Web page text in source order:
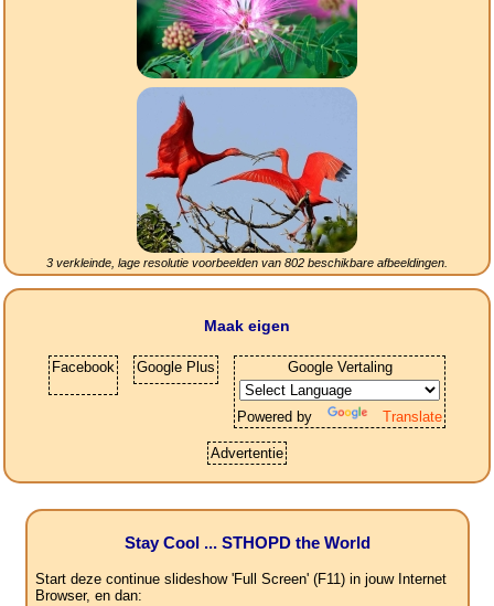
3 verkleinde, lage resolutie voorbeelden van 802 beschikbare afbeeldingen.
Maak eigen
Facebook Google Plus Google Vertaling
Powered by Translate
Advertentie
Stay Cool ... STHOPD the World
Start deze continue slideshow 'Full Screen' (F11) in jouw Internet
Browser, en dan: